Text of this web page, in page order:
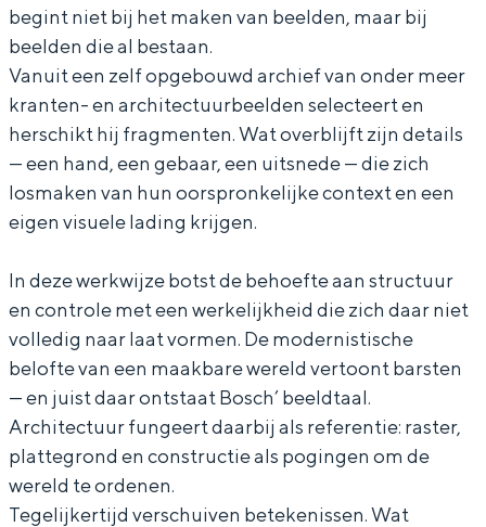
A
R
E
D
W
A
R
E
D
W
A
E
begint niet bij het maken van beelden, maar bij
beelden die al bestaan.
Vanuit een zelf opgebouwd archief van onder meer
kranten- en architectuurbeelden selecteert en
herschikt hij fragmenten. Wat overblijft zijn details
— een hand, een gebaar, een uitsnede — die zich
losmaken van hun oorspronkelijke context en een
eigen visuele lading krijgen.
In deze werkwijze botst de behoefte aan structuur
en controle met een werkelijkheid die zich daar niet
volledig naar laat vormen. De modernistische
belofte van een maakbare wereld vertoont barsten
— en juist daar ontstaat Bosch’ beeldtaal.
Architectuur fungeert daarbij als referentie: raster,
plattegrond en constructie als pogingen om de
wereld te ordenen.
Tegelijkertijd verschuiven betekenissen. Wat